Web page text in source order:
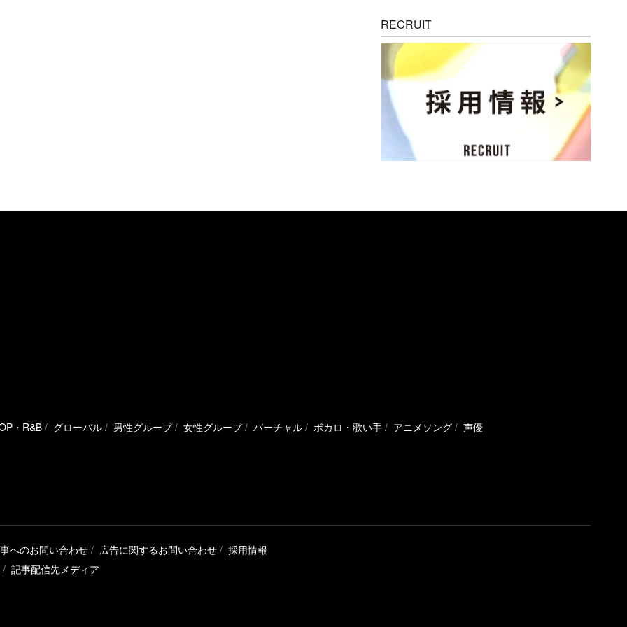
RECRUIT
・R&B グローバル 男性グループ 女性グループ バーチャル ボカロ・歌い手 アニメソング 声優
へのお問い合わせ 広告に関するお問い合わせ
採用情報
記事配信先メディア